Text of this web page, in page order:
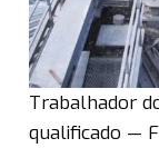
Trabalhador
qualificado —